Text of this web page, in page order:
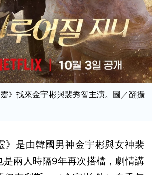
靈》找來金宇彬與裴秀智主演。圖／翻攝
》是由韓國男神金宇彬與女神裴
是兩人時隔9年再次搭檔，劇情講